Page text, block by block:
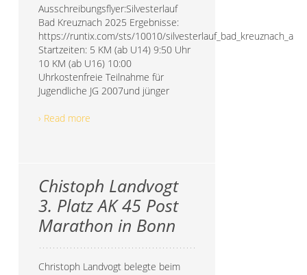
Ausschreibungsflyer:Silvesterlauf
Bad Kreuznach 2025 Ergebnisse:
https://runtix.com/sts/10010/
Startzeiten: 5 KM (ab U14) 9:50 Uhr
10 KM (ab U16) 10:00
Uhrkostenfreie Teilnahme für
Jugendliche JG 2007und jünger
› Read more
Chistoph Landvogt
3. Platz AK 45 Post
Marathon in Bonn
Christoph Landvogt belegte beim